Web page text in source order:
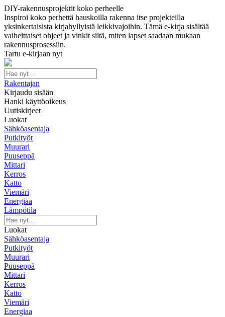
DIY-rakennusprojektit koko perheelle
Inspiroi koko perhettä hauskoilla rakenna itse projekteilla
yksinkertaisista kirjahyllyistä leikkivajoihin. Tämä e-kirja sisältää
vaiheittaiset ohjeet ja vinkit siitä, miten lapset saadaan mukaan
rakennusprosessiin.
Tartu e-kirjaan nyt
Rakentajan
Kirjaudu sisään
Hanki käyttöoikeus
Uutiskirjeet
Luokat
Sähköasentaja
Putkityöt
Muurari
Puuseppä
Mittari
Kerros
Katto
Viemäri
Energiaa
Lämpötila
Luokat
Sähköasentaja
Putkityöt
Muurari
Puuseppä
Mittari
Kerros
Katto
Viemäri
Energiaa